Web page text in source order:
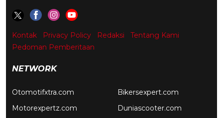
Kontak Privacy Policy Redaksi
Tentang Kami
Pedoman Pemberitaan
NETWORK
Otomotifxtra.com
Motorexpertz.com
Bikersexpert.com
Duniascooter.com